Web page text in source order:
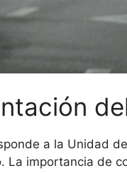
a la Unidad
La importancia de